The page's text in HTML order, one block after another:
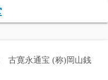
古寛永通宝 (称)岡山銭